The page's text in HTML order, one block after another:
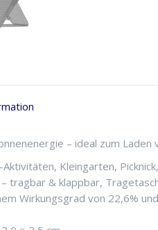
– ideal zum
Kleingarten,
tragbar & klappbar,
Wirkungsgrad von 22,6%